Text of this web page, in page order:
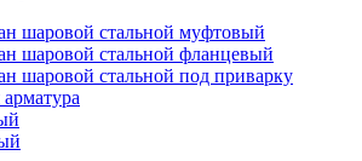
шаровой стальной муфтовый
шаровой стальной фланцевый
шаровой стальной под приварку